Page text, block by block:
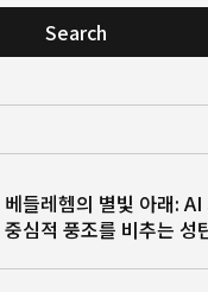
Search
베들레헴의 별빛 아래:
중심적 풍조를 비추는 성